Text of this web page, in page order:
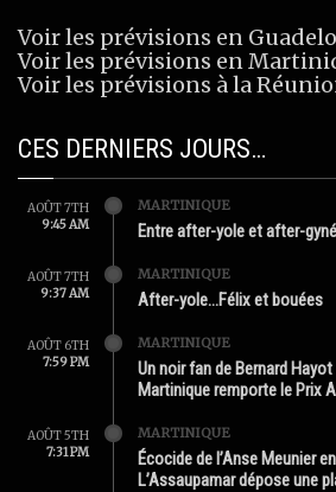
Voir les prévisions en
Voir les prévisions en
Voir les prévisions à la
CES DERNIERS JOURS…
AOÛT 7TH
9:45 AM
MARTINIQUE
Entre after-yole et after-
AOÛT 7TH
9:37 AM
MARTINIQUE
After-yole…Félix et bouées
AOÛT 6TH
7:59 PM
MARTINIQUE
Un noir fan de Bernard
Martinique remporte le Prix
AOÛT 5TH
7:31 PM
MARTINIQUE
Écocide de l’Anse Meunier
L’Assaupamar dépose une